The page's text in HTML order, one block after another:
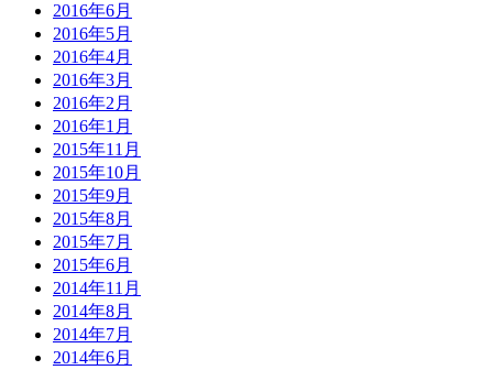
2016年6月
2016年5月
2016年4月
2016年3月
2016年2月
2016年1月
2015年11月
2015年10月
2015年9月
2015年8月
2015年7月
2015年6月
2014年11月
2014年8月
2014年7月
2014年6月